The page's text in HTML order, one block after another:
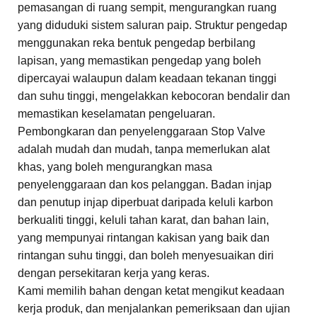
pemasangan di ruang sempit, mengurangkan ruang
yang diduduki sistem saluran paip. Struktur pengedap
menggunakan reka bentuk pengedap berbilang
lapisan, yang memastikan pengedap yang boleh
dipercayai walaupun dalam keadaan tekanan tinggi
dan suhu tinggi, mengelakkan kebocoran bendalir dan
memastikan keselamatan pengeluaran.
Pembongkaran dan penyelenggaraan Stop Valve
adalah mudah dan mudah, tanpa memerlukan alat
khas, yang boleh mengurangkan masa
penyelenggaraan dan kos pelanggan. Badan injap
dan penutup injap diperbuat daripada keluli karbon
berkualiti tinggi, keluli tahan karat, dan bahan lain,
yang mempunyai rintangan kakisan yang baik dan
rintangan suhu tinggi, dan boleh menyesuaikan diri
dengan persekitaran kerja yang keras.
Kami memilih bahan dengan ketat mengikut keadaan
kerja produk, dan menjalankan pemeriksaan dan ujian